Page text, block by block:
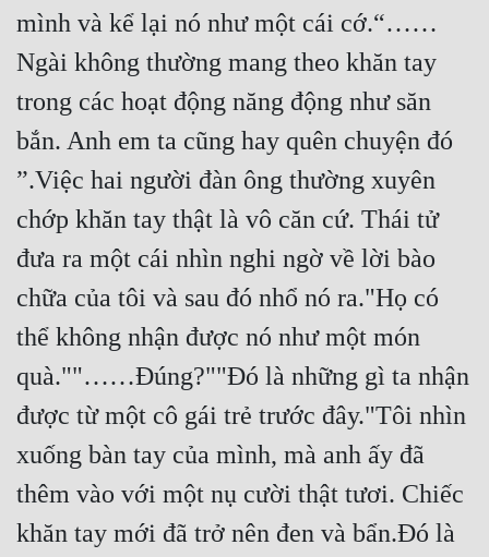
mình và kể lại nó như một cái cớ.“……
Ngài không thường mang theo khăn tay
trong các hoạt động năng động như săn
bắn. Anh em ta cũng hay quên chuyện đó
”.Việc hai người đàn ông thường xuyên
chớp khăn tay thật là vô căn cứ. Thái tử
đưa ra một cái nhìn nghi ngờ về lời bào
chữa của tôi và sau đó nhổ nó ra."Họ có
thể không nhận được nó như một món
quà.""……Đúng?""Đó là những gì ta nhận
được từ một cô gái trẻ trước đây."Tôi nhìn
xuống bàn tay của mình, mà anh ấy đã
thêm vào với một nụ cười thật tươi. Chiếc
khăn tay mới đã trở nên đen và bẩn.Đó là